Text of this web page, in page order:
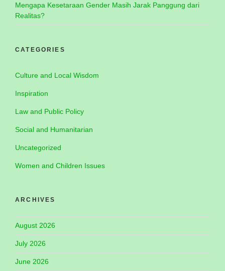
Mengapa Kesetaraan Gender Masih Jarak Panggung dari
Realitas?
CATEGORIES
Culture and Local Wisdom
Inspiration
Law and Public Policy
Social and Humanitarian
Uncategorized
Women and Children Issues
ARCHIVES
August 2026
July 2026
June 2026